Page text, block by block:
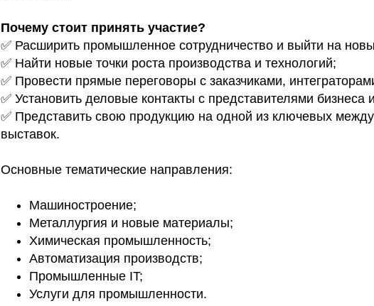
Почему стоит принять участие?
✅ Расширить промышленное сотрудничество и выйти на
✅ Найти новые точки роста производства и технологий;
✅ Провести прямые переговоры с заказчиками,
✅ Установить деловые контакты с представителями бизнеса
✅ Представить свою продукцию на одной из ключевых
выставок.
Основные тематические направления:
Машиностроение;
Металлургия и новые материалы;
Химическая промышленность;
Автоматизация производств;
Промышленные IT;
Услуги для промышленности.